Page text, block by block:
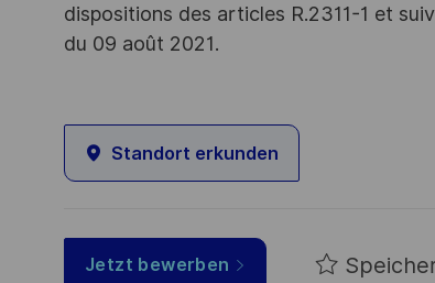
dispositions des articles R.2311-1 et
du 09 août 2021.
Standort erkunden
Jetzt bewerben